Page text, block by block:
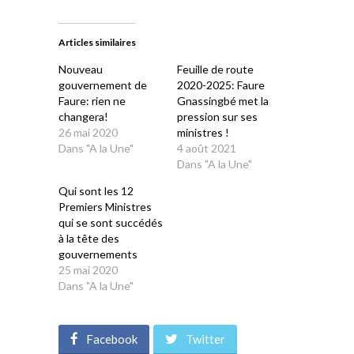
dans
nouvelle
dans
nouvelle
Articles similaires
Nouveau
gouvernement de
Faure: rien ne
changera!
26 mai 2020
Dans "A la Une"
Feuille de route
2020-2025: Faure
Gnassingbé met la
pression sur ses
ministres !
4 août 2021
Dans "A la Une"
Qui sont les 12
Premiers Ministres
qui se sont succédés
à la tête des
gouvernements
25 mai 2020
Dans "A la Une"
Facebook Twitter